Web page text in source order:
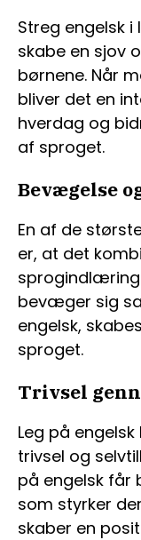
Streg engelsk
skabe en
børnene. Når
bliver det en
hverdag og
af sproget.
Bevægelse
En af de
er, at det
bevæger sig
engelsk,
sproget.
Trivsel
Leg på
trivsel og
på engelsk får
som styrker
skaber en